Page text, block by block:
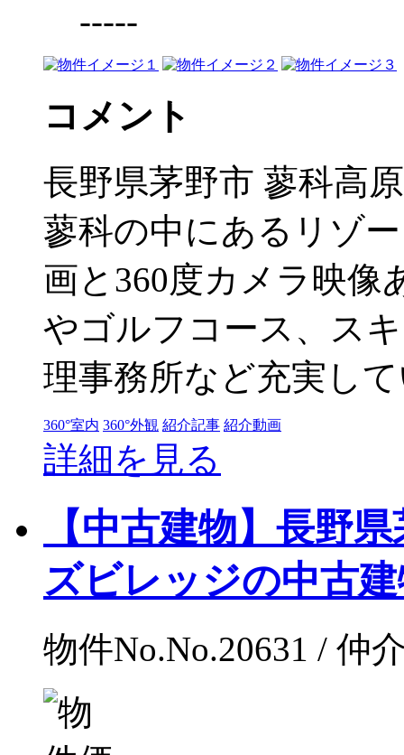
-----
コメント
長野県茅野市 蓼科高
蓼科の中にあるリゾ
画と360度カメラ映
やゴルフコース、ス
理事務所など充実し
360°室内 360°外観 紹介記事 紹介動画
詳細を見る
【中古建物】長野
ズビレッジの中古建
物件No.No.20631 / 仲